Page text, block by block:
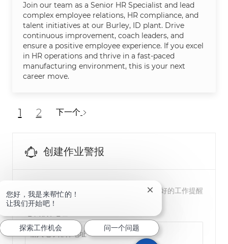
Join our team as a Senior HR Specialist and lead
complex employee relations, HR compliance, and
talent initiatives at our Burley, ID plant. Drive
continuous improvement, coach leaders, and
ensure a positive employee experience. If you excel
in HR operations and thrive in a fast-paced
manufacturing environment, this is your next
career move.
1 2 下一个
创建作业警报
注意：使用上面的优化搜索过滤器来获得更好的工作提醒
您好，我是来帮忙的！
让我们开始吧！
关闭聊天机器人通知
探索工作机会 问一个问题